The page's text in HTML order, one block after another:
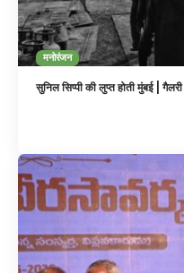
मनोरंजन
सुनिल सिप्पी की लुप्त होती मुंबई | गैलरी